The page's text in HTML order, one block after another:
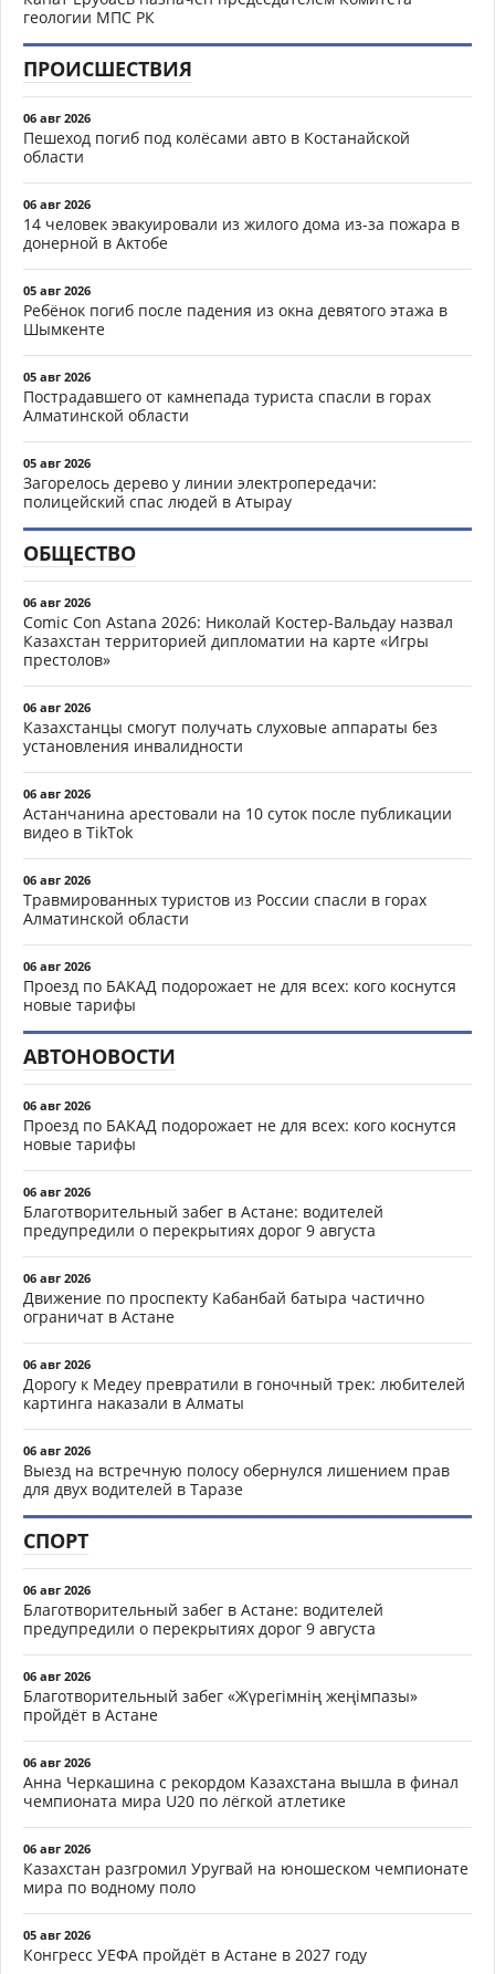
геологии МПС РК
ПРОИСШЕСТВИЯ
06 авг 2026
Пешеход погиб под колёсами авто в Костанайской
области
06 авг 2026
14 человек эвакуировали из жилого дома из-за пожара в
донерной в Актобе
05 авг 2026
Ребёнок погиб после падения из окна девятого этажа в
Шымкенте
05 авг 2026
Пострадавшего от камнепада туриста спасли в горах
Алматинской области
05 авг 2026
Загорелось дерево у линии электропередачи:
полицейский спас людей в Атырау
ОБЩЕСТВО
06 авг 2026
Comic Con Astana 2026: Николай Костер-Вальдау назвал
Казахстан территорией дипломатии на карте «Игры
престолов»
06 авг 2026
Казахстанцы смогут получать слуховые аппараты без
установления инвалидности
06 авг 2026
Астанчанина арестовали на 10 суток после публикации
видео в TikTok
06 авг 2026
Травмированных туристов из России спасли в горах
Алматинской области
06 авг 2026
Проезд по БАКАД подорожает не для всех: кого коснутся
новые тарифы
АВТОНОВОСТИ
06 авг 2026
Проезд по БАКАД подорожает не для всех: кого коснутся
новые тарифы
06 авг 2026
Благотворительный забег в Астане: водителей
предупредили о перекрытиях дорог 9 августа
06 авг 2026
Движение по проспекту Кабанбай батыра частично
ограничат в Астане
06 авг 2026
Дорогу к Медеу превратили в гоночный трек: любителей
картинга наказали в Алматы
06 авг 2026
Выезд на встречную полосу обернулся лишением прав
для двух водителей в Таразе
СПОРТ
06 авг 2026
Благотворительный забег в Астане: водителей
предупредили о перекрытиях дорог 9 августа
06 авг 2026
Благотворительный забег «Жүрегімнің жеңімпазы»
пройдёт в Астане
06 авг 2026
Анна Черкашина с рекордом Казахстана вышла в финал
чемпионата мира U20 по лёгкой атлетике
06 авг 2026
Казахстан разгромил Уругвай на юношеском чемпионате
мира по водному поло
05 авг 2026
Конгресс УЕФА пройдёт в Астане в 2027 году